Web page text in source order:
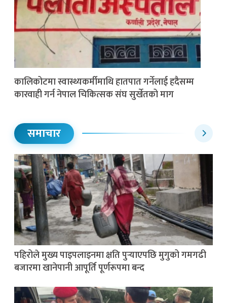
कालिकोटमा स्वास्थ्यकर्मीमाथि हातपात गर्नेलाई हदैसम्म
कारवाही गर्न नेपाल चिकित्सक संघ सुर्खेतको माग
समाचार
पहिरोले मुख्य पाइपलाइनमा क्षति पुर्‍याएपछि मुगुको गमगढी
बजारमा खानेपानी आपूर्ति पूर्णरूपमा बन्द